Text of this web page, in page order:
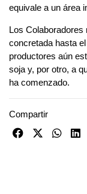
equivale a un área
Los
concretada hasta
productores aún
soja y, por otro, a
ha comenzado.
Compartir